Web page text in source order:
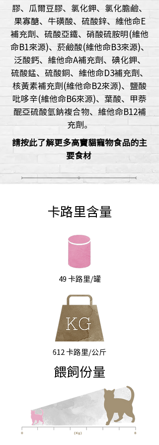
膠、瓜爾豆膠、氯化鉀、氯化膽鹼、
果寡醣、牛磺酸、硫酸鋅、維他命E
補充劑、硫酸亞鐵、硝酸硫胺明(維他
命B1來源)、菸鹼酸(維他命B3來源)、
泛酸鈣、維他命A補充劑、碘化鉀、
硫酸錳、硫酸銅、維他命D3補充劑、
核黃素補充劑(維他命B2來源)、鹽酸
吡哆辛(維他命B6來源)、葉酸、甲萘
醌亞硫酸氫鈉複合物、維他命B12補
充劑。
請按此了解更多高竇貓寵物食品的主
要食材
卡路里含量
49 卡路里/罐
612 卡路里/公斤
餵飼份量